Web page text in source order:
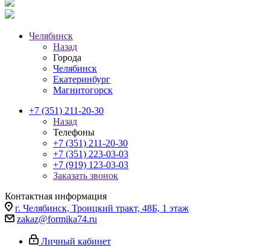
Челябинск
Назад
Города
Челябинск
Екатеринбург
Магнитогорск
+7 (351) 211-20-30
Назад
Телефоны
+7 (351) 211-20-30
+7 (351) 223-03-03
+7 (919) 123-03-03
Заказать звонок
Контактная информация
г. Челябинск, Троицкий тракт, 48Б, 1 этаж
zakaz@formika74.ru
Личный кабинет